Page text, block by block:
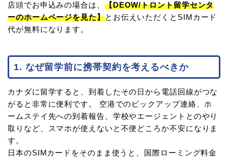
店頭でお申込みの場合は、 【DEOW/トロント留学センタ
ーのホームページを見た】とお伝えいただくとSIMカード
代が無料になります。
1. なぜ留学前に携帯契約を考えるべきか
カナダに留学すると、到着したその日から電話回線がつな
がると非常に便利です。 空港でのピックアップ連絡、ホ
ームステイ先への到着報告、学校やエージェントとのやり
取りなど、スマホが使えないと不便どころか不安になりま
す。
日本のSIMカードをそのまま使うと、国際ローミング料金